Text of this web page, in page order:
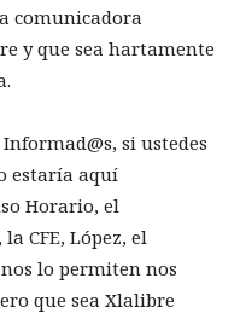
comunicadora
y que sea hartamente
si ustedes
estaría aquí
Horario, el
CFE, López, el
lo permiten nos
que sea Xlalibre